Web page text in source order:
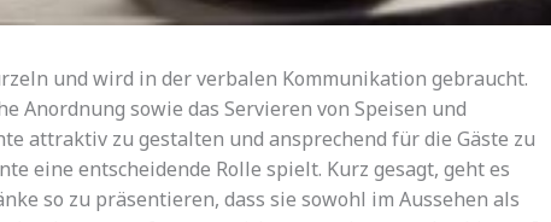
und wird in der verbalen Kommunikation gebraucht.
Anordnung sowie das Servieren von Speisen und
attraktiv zu gestalten und ansprechend für die Gäste zu
eine entscheidende Rolle spielt. Kurz gesagt, geht es
so zu präsentieren, dass sie sowohl im Aussehen als